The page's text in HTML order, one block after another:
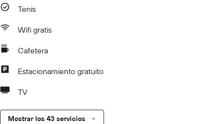
Tenis
Wifi gratis
Cafetera
Estacionamiento gratuito
TV
Mostrar los 43 servicios